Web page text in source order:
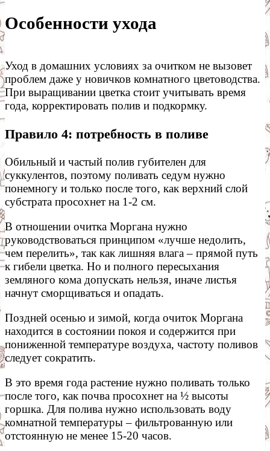
Особенности ухода
Уход в домашних условиях за очитком не вызовет
проблем даже у новичков комнатного цветоводства.
При выращивании цветка стоит учитывать время
года, корректировать полив и подкормку.
Правило 4: потребность в поливе
Обильный и частый полив губителен для
суккулентов, поэтому поливать седум нужно
понемногу и только после того, как верхний слой
субстрата просохнет на 1-2 см.
В отношении очитка Моргана нужно
руководствоваться принципом «лучше недолить,
чем перелить», так как лишняя влага – прямой путь
к гибели цветка. Но и полного пересыхания
земляного кома допускать нельзя, иначе листья
начнут сморщиваться и опадать.
Поздней осенью и зимой, когда очиток Моргана
находится в состоянии покоя и содержится при
пониженной температуре воздуха, частоту поливов
следует сократить.
В это время года растение нужно поливать только
после того, как почва просохнет на ½ высоты
горшка. Для полива нужно использовать воду
комнатной температуры – фильтрованную или
отстоянную не менее 15-20 часов.